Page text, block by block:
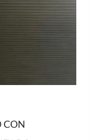
CON